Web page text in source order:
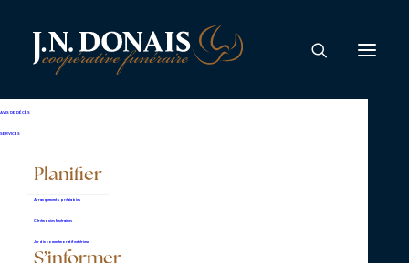
AVIS DE DÉCÈS
SERVICES
Planifier
Arrangements préalables
Cérémonies funéraires
Jardin commémoratif extérieur
S’informer